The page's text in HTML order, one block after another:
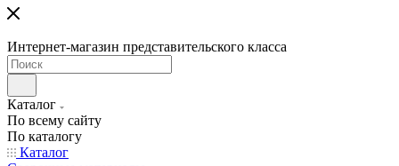
Интернет-магазин представительского класса
Каталог
По всему сайту
По каталогу
Каталог